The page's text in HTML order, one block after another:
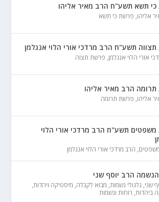
תשא תשע"ח הרב מאיר אליהו
אליהו, פרשת כי תשא
תשע"ח הרב מרדכי אורי הלוי אנגלמן
אורי הלוי אנגלמן, פרשת תצוה
הרב מאיר אליהו
אליהו, פרשת תרומה
תשע"ח הרב מרדכי אורי הלוי
, הרב מרדכי אורי הלוי אנגלמן
הרב יוסף שני
שני, גלגולי נשמות, מבוא לקבלה, מיסטיקה ויהדות,
ביהדות, רוחות ונשמות